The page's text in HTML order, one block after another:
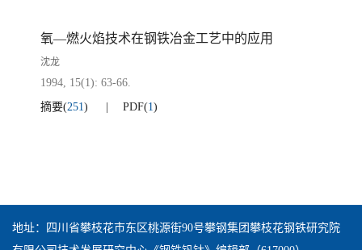
氧—燃火焰技术在钢铁冶金工艺中的应用
沈龙
1994, 15(1): 63-66.
摘要(251) PDF(1)
地址：四川省攀枝花市东区桃源街90号攀钢集团攀枝花钢铁研究院